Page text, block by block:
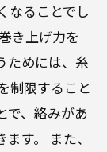
なることでし
き上げ力を
ためには、糸
制限すること
で、絡みがあ
す。 また、